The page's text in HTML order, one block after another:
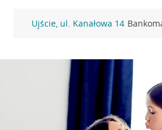
Ujście, ul. Kanałowa 14